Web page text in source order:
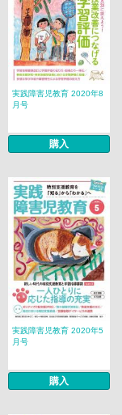
実践障害児教育 2020年8
月号
購入
実践障害児教育 2020年5
月号
購入